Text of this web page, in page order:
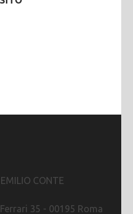
CONTE
35 - 00195 Roma